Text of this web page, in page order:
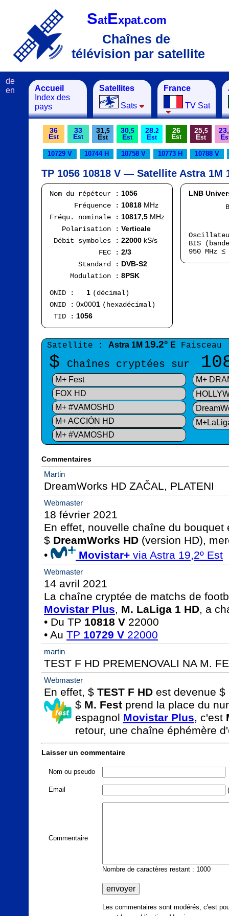
SatExpat.com
Chaînes de
télévision par satellite
Accueil
Index des
pays
Satellites
Sats
France
TV Sat
de
en
36
Est
33
Est
31,5
Est
30,5
Est
28.2
Est
26
Est
25,5
Est
23,
E
10729 V 10744 H 10758 V 10773 H 10788 V
TP 1056 10818 V — Satellite Astra 1M
Nom du répéteur : 1056
Fréquence : 10818 MHz
Fréqu. nominale : 10817,5 MHz
Polarisation : Verticale
Débit symboles : 22000 kS/s
FEC : 2/3
Standard : DVB-S2
Modulation : 8PSK
ONID : 1 (décimal)
ONID : 0x0001 (hexadécimal)
TID : 1056
LNB
BIS
950 MHz ≤
Satellite : Astra 1M 19.2° E Faisceau
$ Chaînes cryptées sur
M+ Fest
FOX HD
M+ #VAMOSHD
M+ ACCIÓN HD
M+ #VAMOSHD
M+
Commentaires
Martin
DreamWorks HD ZAČAL, PLATENI
Webmaster
18 février 2021
En effet, nouvelle chaîne du bouquet
$ DreamWorks HD (version HD),
•
Movistar+ via Astra 19,2º Est
Webmaster
14 avril 2021
Movistar Plus, M. LaLiga 1 HD, a
• Du TP 10818 V 22000
• Au TP 10729 V 22000
martin
TEST F HD PREMENOVALI NA M.
Webmaster
En effet, $ TEST F HD est devenue $
$ M. Fest prend la place du
espagnol Movistar Plus, c'est
retour, une chaîne éphémère
Laisser un commentaire
Nom ou pseudo
Email
Commentaire
Nombre de caractères restant : 1000
Les commentaires sont modérés, c'est